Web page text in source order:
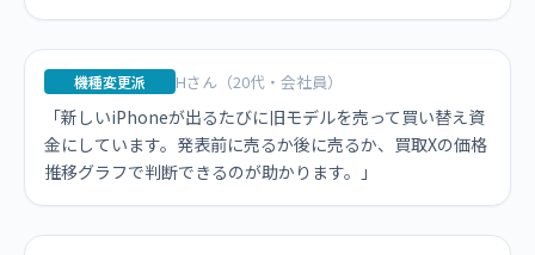
機種変更派 Hさん（20代・会社員）
「新しいiPhoneが出るたびに旧モデルを売って買い替え資
金にしています。発表前に売るか後に売るか、買取Xの価格
推移グラフで判断できるのが助かります。」